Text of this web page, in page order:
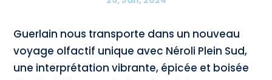
Guerlain nous transporte dans un nouveau
voyage olfactif unique avec Néroli Plein Sud,
une interprétation vibrante, épicée et boisée